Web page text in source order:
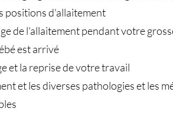
positions d'allaitement
de l'allaitement pendant votre
est arrivé
et la reprise de votre travail
et les diverses pathologies et les